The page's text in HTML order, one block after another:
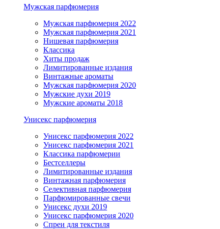
Мужская парфюмерия
Мужская парфюмерия 2022
Мужская парфюмерия 2021
Нишевая парфюмерия
Классика
Хиты продаж
Лимитированные издания
Винтажные ароматы
Мужская парфюмерия 2020
Мужские духи 2019
Мужские ароматы 2018
Унисекс парфюмерия
Унисекс парфюмерия 2022
Унисекс парфюмерия 2021
Классика парфюмерии
Бестселлеры
Лимитированные издания
Винтажная парфюмерия
Селективная парфюмерия
Парфюмированные свечи
Унисекс духи 2019
Унисекс парфюмерия 2020
Спреи для текстиля